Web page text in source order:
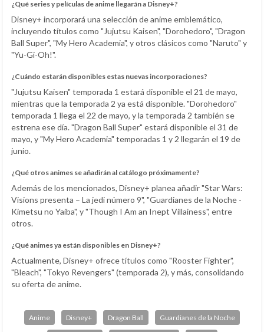
¿Qué series y películas de anime llegarán a Disney+?
Disney+ incorporará una selección de anime emblemático,
incluyendo títulos como "Jujutsu Kaisen", "Dorohedoro", "Dragon
Ball Super", "My Hero Academia", y otros clásicos como "Naruto" y
"Yu-Gi-Oh!".
¿Cuándo estarán disponibles estas nuevas incorporaciones?
"Jujutsu Kaisen" temporada 1 estará disponible el 21 de mayo,
mientras que la temporada 2 ya está disponible. "Dorohedoro"
temporada 1 llega el 22 de mayo, y la temporada 2 también se
estrena ese día. "Dragon Ball Super" estará disponible el 31 de
mayo, y "My Hero Academia" temporadas 1 y 2 llegarán el 19 de
junio.
¿Qué otros animes se añadirán al catálogo próximamente?
Además de los mencionados, Disney+ planea añadir "Star Wars:
Visions presenta – La jedi número 9", "Guardianes de la Noche -
Kimetsu no Yaiba", y "Though I Am an Inept Villainess", entre
otros.
¿Qué animes ya están disponibles en Disney+?
Actualmente, Disney+ ofrece títulos como "Rooster Fighter",
"Bleach", "Tokyo Revengers" (temporada 2), y más, consolidando
su oferta de anime.
Anime Disney+ Dragon Ball Guardianes de la Noche